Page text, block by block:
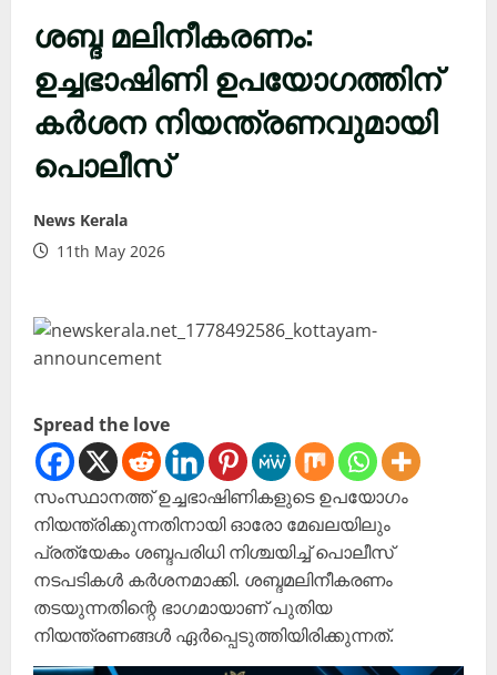
ശബ്ദ മലിനീകരണം:
ഉച്ചഭാഷിണി ഉപയോഗത്തിന്
കര്‍ശന നിയന്ത്രണവുമായി
പൊലീസ്
News Kerala
11th May 2026
Spread the love
സംസ്ഥാനത്ത് ഉച്ചഭാഷിണികളുടെ ഉപയോഗം
നിയന്ത്രിക്കുന്നതിനായി ഓരോ മേഖലയിലും
പ്രത്യേകം ശബ്ദപരിധി നിശ്ചയിച്ച് പൊലീസ്
നടപടികൾ കർശനമാക്കി. ശബ്ദമലിനീകരണം
തടയുന്നതിന്റെ ഭാഗമായാണ് പുതിയ
നിയന്ത്രണങ്ങൾ ഏർപ്പെടുത്തിയിരിക്കുന്നത്.